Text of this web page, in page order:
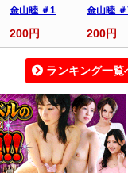
金山睦 ＃1
200円
金山睦
200円
ランキング一覧